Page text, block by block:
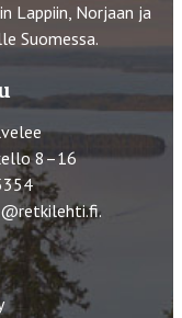
Lappiin, Norjaan ja
Suomessa.
8–16
.